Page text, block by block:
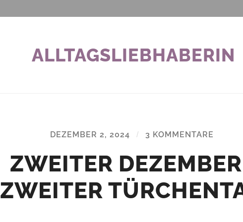
ALLTAGSLIEBHABERIN
DEZEMBER 2, 2024 / 3 KOMMENTARE
ZWEITER
ZWEITER